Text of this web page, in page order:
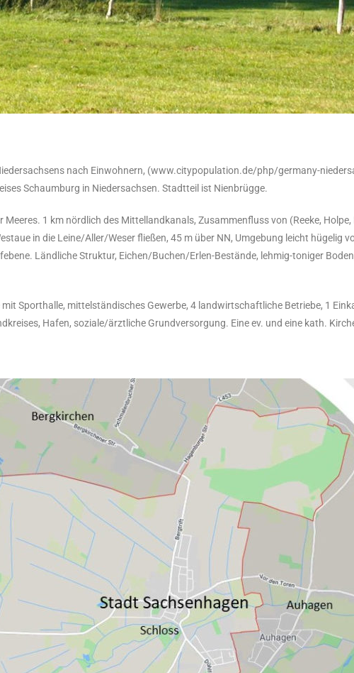
nach Einwohnern, (www.citypopulation.de/php/germany-
Schaumburg in Niedersachsen. Stadtteil ist Nienbrügge.
1 km nördlich des Mittellandkanals, Zusammenfluss von (Reeke,
in die Leine/Aller/Weser fließen, 45 m über NN, Umgebung leicht hügelig
Ländliche Struktur, Eichen/Buchen/Erlen-Bestände, lehmig-toniger
mit Sporthalle, mittelständisches Gewerbe, 4 landwirtschaftliche Betriebe, 1
Hafen, soziale/ärztliche Grundversorgung. Eine ev. und eine kath.